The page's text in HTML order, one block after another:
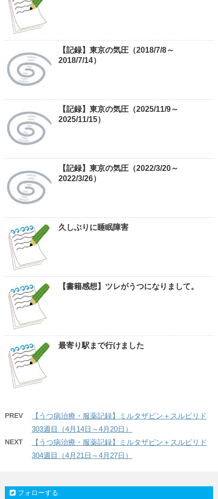
【記録】東京の気圧（2018/7/8～
2018/7/14）
【記録】東京の気圧（2025/11/9～
2025/11/15）
【記録】東京の気圧（2022/3/20～
2022/3/26）
久しぶりに睡眠障害
【書籍感想】ツレがうつになりまして。
最寄り駅まで行けました
PREV
【うつ病治療・服薬記録】ミルタザピン＋スルピリド
303週目（4月14日～4月20日）
NEXT
【うつ病治療・服薬記録】ミルタザピン＋スルピリド
304週目（4月21日～4月27日）
フォローする